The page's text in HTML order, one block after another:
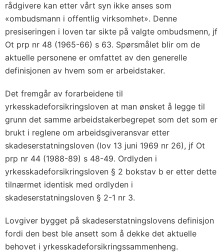
rådgivere kan etter vårt syn ikke anses som
«ombudsmann i offentlig virksomhet». Denne
presiseringen i loven tar sikte på valgte ombudsmenn, jf
Ot prp nr 48 (1965-66) s 63. Spørsmålet blir om de
aktuelle personene er omfattet av den generelle
definisjonen av hvem som er arbeidstaker.
Det fremgår av forarbeidene til
yrkesskadeforsikringsloven at man ønsket å legge til
grunn det samme arbeidstakerbegrepet som det som er
brukt i reglene om arbeidsgiveransvar etter
skadeserstatningsloven (lov 13 juni 1969 nr 26), jf Ot
prp nr 44 (1988-89) s 48-49. Ordlyden i
yrkesskadeforsikringsloven § 2 bokstav b er etter dette
tilnærmet identisk med ordlyden i
skadeserstatningsloven § 2-1 nr 3.
Lovgiver bygget på skadeserstatningslovens definisjon
fordi den best ble ansett som å dekke det aktuelle
behovet i yrkesskadeforsikringssammenheng.